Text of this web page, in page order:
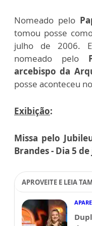
Nomeado pelo
tomou posse
julho de 2006.
nomeado pelo
arcebispo da
posse aconteceu
Exibição:
Missa pelo
Brandes - Dia 5
APROVEITE E LEIA